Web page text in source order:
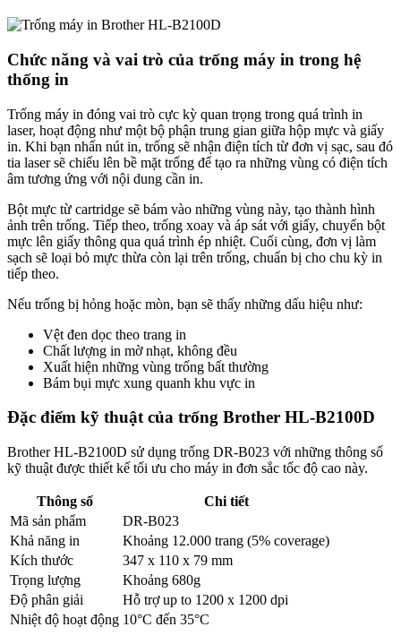
Chức năng và vai trò của trống máy in trong hệ
thống in
Trống máy in đóng vai trò cực kỳ quan trọng trong quá trình in
laser, hoạt động như một bộ phận trung gian giữa hộp mực và giấy
in. Khi bạn nhấn nút in, trống sẽ nhận điện tích từ đơn vị sạc, sau đó
tia laser sẽ chiếu lên bề mặt trống để tạo ra những vùng có điện tích
âm tương ứng với nội dung cần in.
Bột mực từ cartridge sẽ bám vào những vùng này, tạo thành hình
ảnh trên trống. Tiếp theo, trống xoay và áp sát với giấy, chuyển bột
mực lên giấy thông qua quá trình ép nhiệt. Cuối cùng, đơn vị làm
sạch sẽ loại bỏ mực thừa còn lại trên trống, chuẩn bị cho chu kỳ in
tiếp theo.
Nếu trống bị hỏng hoặc mòn, bạn sẽ thấy những dấu hiệu như:
Vệt đen dọc theo trang in
Chất lượng in mờ nhạt, không đều
Xuất hiện những vùng trống bất thường
Bám bụi mực xung quanh khu vực in
Đặc điểm kỹ thuật của trống Brother HL-B2100D
Brother HL-B2100D sử dụng trống DR-B023 với những thông số
kỹ thuật được thiết kế tối ưu cho máy in đơn sắc tốc độ cao này.
Thông số
Chi tiết
Mã sản phẩm
DR-B023
Khả năng in
Khoảng 12.000 trang (5% coverage)
Kích thước
347 x 110 x 79 mm
Trọng lượng
Khoảng 680g
Độ phân giải
Hỗ trợ up to 1200 x 1200 dpi
Nhiệt độ hoạt động 10°C đến 35°C